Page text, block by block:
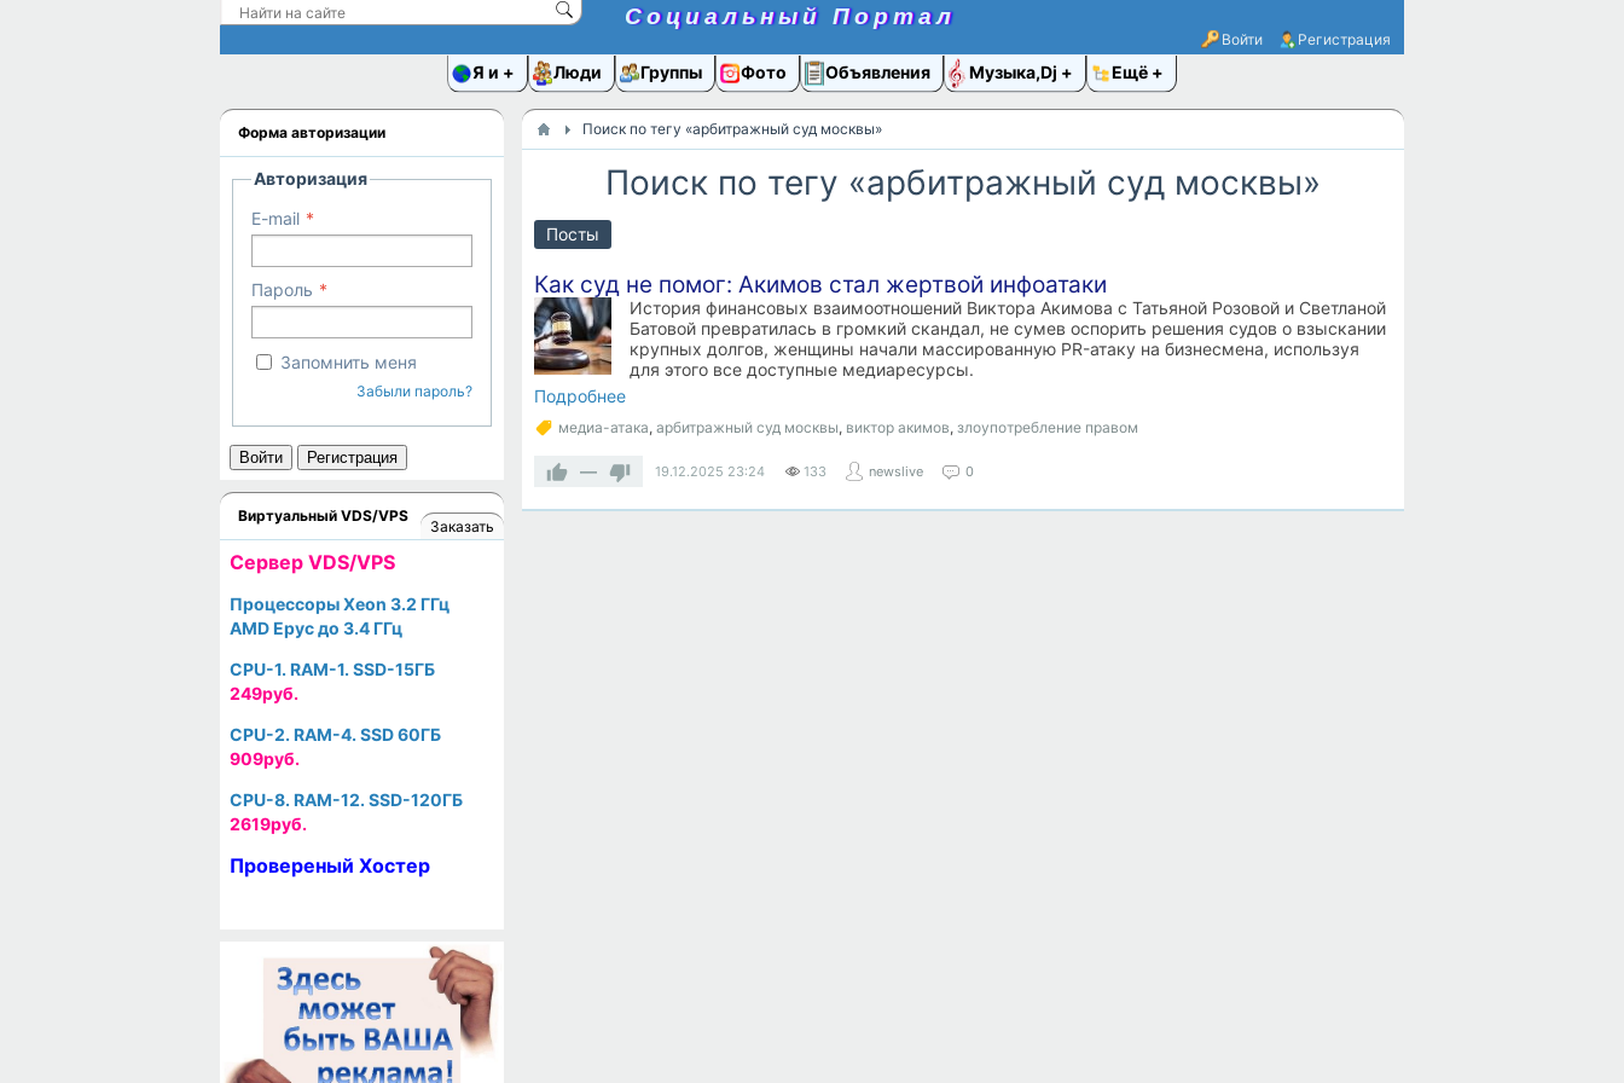
Социальный Портал
Войти Регистрация
Я и Люди Группы Фото Объявления Музыка,Dj Ещё
Поиск по тегу «арбитражный суд москвы»
Поиск по тегу «арбитражный суд москвы»
Посты
Как суд не помог: Акимов стал жертвой инфоатаки
История финансовых взаимоотношений Виктора Акимова с Татьяной Розовой и Светланой
Батовой превратилась в громкий скандал, не сумев оспорить решения судов о взыскании
крупных долгов, женщины начали массированную PR-атаку на бизнесмена, используя
для этого все доступные медиаресурсы.
Подробнее
медиа-атака, арбитражный суд москвы, виктор акимов, злоупотребление правом
— 19.12.2025 23:24 133 newslive 0
Форма авторизации
Авторизация
E-mail
Пароль
Запомнить меня
Забыли пароль?
Войти Регистрация
Виртуальный VDS/VPS
Заказать
Cервер VDS/VPS
Процессоры Xeon 3.2 ГГц
AMD Epyc до 3.4 ГГц
CPU-1. RAM-1. SSD-15ГБ
249руб.
CPU-2. RAM-4. SSD 60ГБ
909руб.
CPU-8. RAM-12. SSD-120ГБ
2619руб.
Провереный Хостер